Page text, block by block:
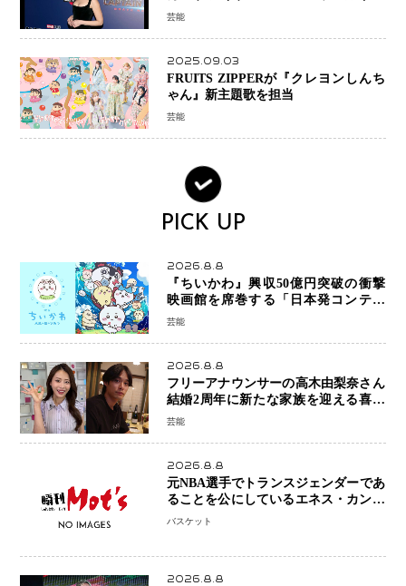
新ブラック・ウィドウ役のシラ・ハー
芸能
2025.09.03
FRUITS ZIPPERが『クレヨンしんち
ゃん』新主題歌を担当
芸能
PICK UP
2026.8.8
『ちいかわ』興収50億円突破の衝撃
映画館を席巻する「日本発コンテン
ツ」の強さ スパイダーマン、モアナ
芸能
2026.8.8
フリーアナウンサーの高木由梨奈さん
結婚2周年に新たな家族を迎える喜び
を報告 夫・岸田タツヤさんと連名
芸能
2026.8.8
元NBA選手でトランスジェンダーであ
ることを公にしているエネス・カンタ
ーがWNBAドラフト参戦を表明「参加
バスケット
2026.8.8